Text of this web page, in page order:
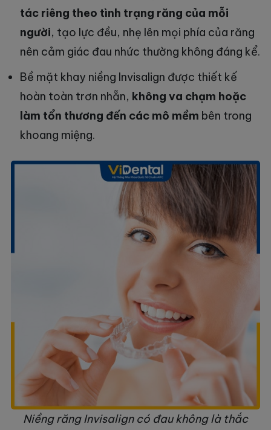
tác riêng theo tình trạng răng của mỗi
người, tạo lực đều, nhẹ lên mọi phía của răng
nên cảm giác đau nhức thường không đáng kể.
Bề mặt khay niềng Invisalign được thiết kế
hoàn toàn trơn nhẵn, không va chạm hoặc
làm tổn thương đến các mô mềm bên trong
khoang miệng.
Niềng răng Invisalign có đau không là thắc